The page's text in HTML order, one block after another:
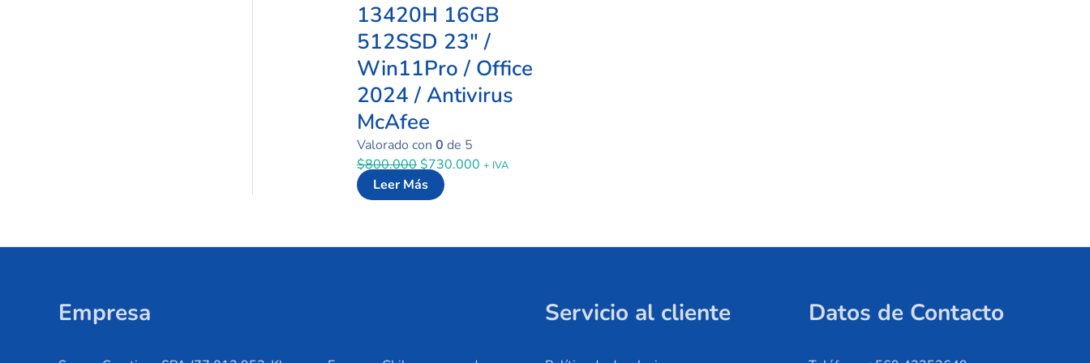
13420H 16GB
512SSD 23″ /
Win11Pro / Office
2024 / Antivirus
McAfee
Valorado con 0 de 5
$800.000$730.000 + IVA
Leer Más
Empresa Servicio al cliente Datos de Contacto